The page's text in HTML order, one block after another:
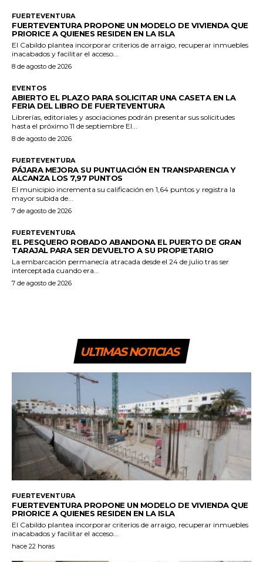
FUERTEVENTURA
FUERTEVENTURA PROPONE UN MODELO DE VIVIENDA QUE
PRIORICE A QUIENES RESIDEN EN LA ISLA
El Cabildo plantea incorporar criterios de arraigo, recuperar inmuebles
inacabados y facilitar el acceso...
8 de agosto de 2026
EVENTOS
ABIERTO EL PLAZO PARA SOLICITAR UNA CASETA EN LA
FERIA DEL LIBRO DE FUERTEVENTURA
Librerías, editoriales y asociaciones podrán presentar sus solicitudes
hasta el próximo 11 de septiembre El...
8 de agosto de 2026
FUERTEVENTURA
PÁJARA MEJORA SU PUNTUACIÓN EN TRANSPARENCIA Y
ALCANZA LOS 7,97 PUNTOS
El municipio incrementa su calificación en 1,64 puntos y registra la
mayor subida de...
7 de agosto de 2026
FUERTEVENTURA
EL PESQUERO ROBADO ABANDONA EL PUERTO DE GRAN
TARAJAL PARA SER DEVUELTO A SU PROPIETARIO
La embarcación permanecía atracada desde el 24 de julio tras ser
interceptada cuando era...
7 de agosto de 2026
ULTIMAS NOTICIAS
FUERTEVENTURA
FUERTEVENTURA PROPONE UN MODELO DE VIVIENDA QUE
PRIORICE A QUIENES RESIDEN EN LA ISLA
El Cabildo plantea incorporar criterios de arraigo, recuperar inmuebles
inacabados y facilitar el acceso...
hace 22 horas